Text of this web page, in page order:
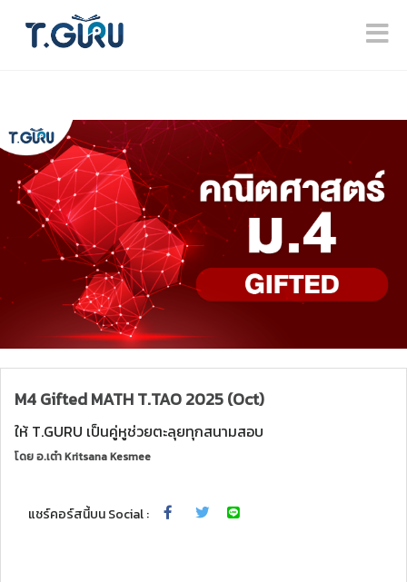
M4 Gifted MATH T.TAO 2025 (Oct)
ให้ T.GURU เป็นคู่หูช่วยตะลุยทุกสนามสอบ
โดยอ.เต๋า Kritsana Kesmee
แชร์คอร์สนี้บน Social :